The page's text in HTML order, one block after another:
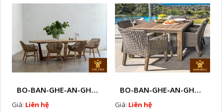
BO-BAN-GHE-AN-GHE-CAFE-MAY-NHUA-NGOAI-TROI-W55
Giá: Liên hệ
BO-BAN-GHE-AN-GHE-CAFE-MAY-NHUA-NGOAI-TROI-W57
Giá: Liên hệ